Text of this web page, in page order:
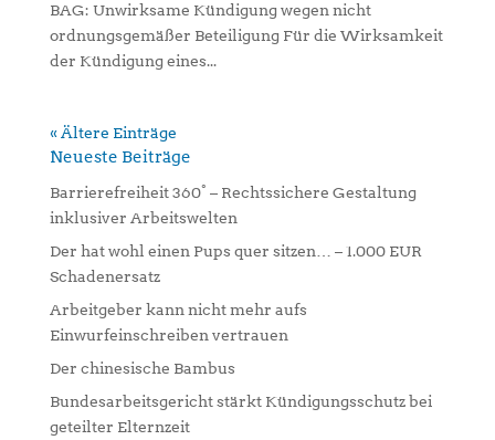
BAG: Unwirksame Kündigung wegen nicht
ordnungsgemäßer Beteiligung Für die Wirksamkeit
der Kündigung eines...
« Ältere Einträge
Neueste Beiträge
Barrierefreiheit 360° – Rechtssichere Gestaltung
inklusiver Arbeitswelten
Der hat wohl einen Pups quer sitzen… – 1.000 EUR
Schadenersatz
Arbeitgeber kann nicht mehr aufs
Einwurfeinschreiben vertrauen
Der chinesische Bambus
Bundesarbeitsgericht stärkt Kündigungsschutz bei
geteilter Elternzeit